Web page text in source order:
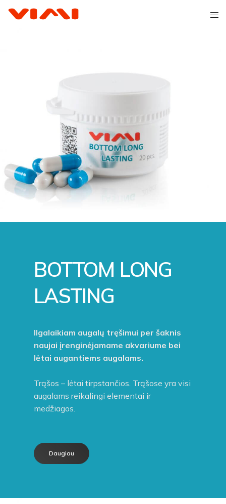
BOTTOM LONG
LASTING
Ilgalaikiam augalų tręšimui per šaknis
naujai įrenginėjamame akvariume bei
lėtai augantiems augalams.
Trąšos – lėtai tirpstančios. Trąšose yra visi
augalams reikalingi elementai ir
medžiagos.
Daugiau